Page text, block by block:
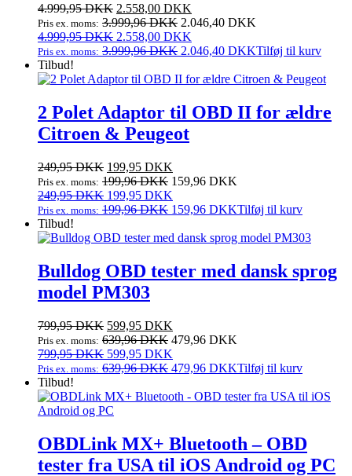
4.999,95DKK Den
oprindelige
pris
var:
2.558,00 DKK
aktuelle
er:
Pris ex. moms: 3.999,96DKK 2.046,40 DKK
4.999,95DKK Den
oprindelige
var:
2.558,00 DKK
aktuelle
er:
Pris ex. moms: 3.999,96DKK 2.046,40 DKKTilføj til kurv
Tilbud!
2 Polet Adaptor til OBD II for ældre
Citroen & Peugeot
249,95DKK Den
oprindelige
pris
var:
199,95 DKK
aktuelle
er:
Pris ex. moms: 199,96DKK 159,96 DKK
249,95DKK Den
oprindelige
var:
199,95 DKK
aktuelle
er:
Pris ex. moms: 199,96DKK 159,96 DKKTilføj til kurv
Tilbud!
Bulldog OBD tester med dansk sprog
model PM303
799,95DKK Den
oprindelige
pris
var:
599,95 DKK
aktuelle
er:
Pris ex. moms: 639,96DKK 479,96 DKK
799,95DKK Den
oprindelige
var:
799,95 DKK.
599,95 DKK
aktuelle
er:
Pris ex. moms: 639,96DKK 479,96 DKKTilføj til kurv
Tilbud!
OBDLink MX+ Bluetooth – OBD
tester fra USA til iOS Android og PC